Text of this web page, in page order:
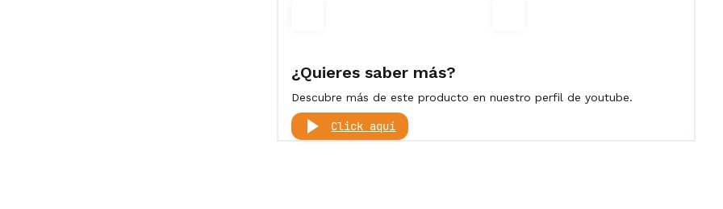
¿Quieres saber más?
Descubre más de este producto en nuestro perfil de youtube.
Click aquí